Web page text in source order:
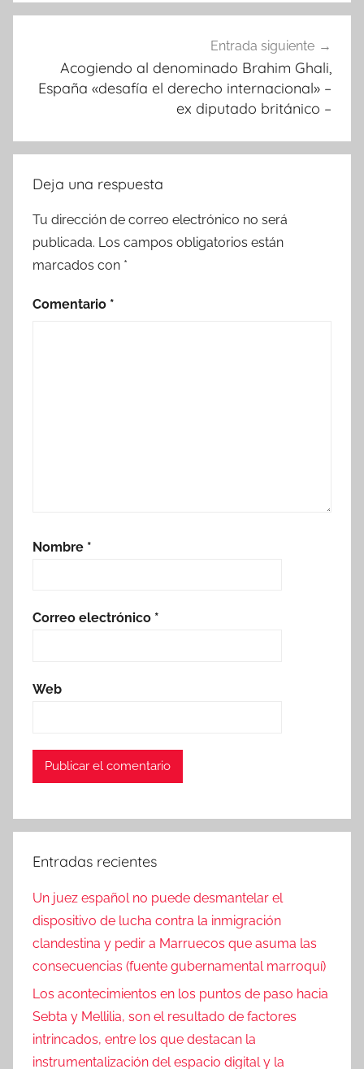
Entrada siguiente
Acogiendo al denominado Brahim Ghali,
España «desafía el derecho internacional» –
ex diputado británico –
Deja una respuesta
Tu dirección de correo electrónico no será
publicada. Los campos obligatorios están
marcados con *
Comentario *
Nombre *
Correo electrónico *
Web
Entradas recientes
Un juez español no puede desmantelar el
dispositivo de lucha contra la inmigración
clandestina y pedir a Marruecos que asuma las
consecuencias (fuente gubernamental marroquí)
Los acontecimientos en los puntos de paso hacia
Sebta y Mellilia, son el resultado de factores
intrincados, entre los que destacan la
instrumentalización del espacio digital y la